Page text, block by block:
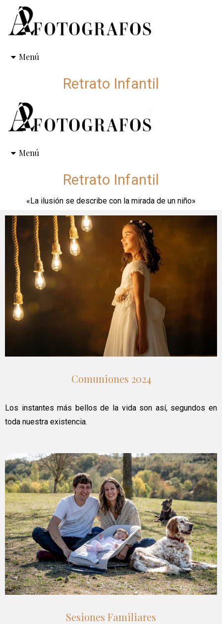
Menú
Retrato Infantil
Menú
Retrato Infantil
«La ilusión se describe con la mirada de un niño»
Comuniones 2024
Los instantes más bellos de la vida son así, segundos en
toda nuestra existencia.
Sesiones Familiares